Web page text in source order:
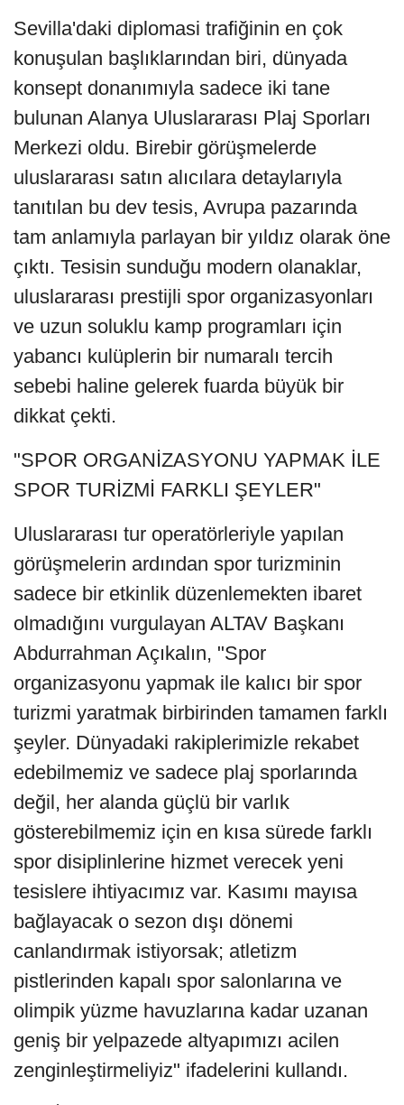
Sevilla'daki diplomasi trafiğinin en çok
konuşulan başlıklarından biri, dünyada
konsept donanımıyla sadece iki tane
bulunan Alanya Uluslararası Plaj Sporları
Merkezi oldu. Birebir görüşmelerde
uluslararası satın alıcılara detaylarıyla
tanıtılan bu dev tesis, Avrupa pazarında
tam anlamıyla parlayan bir yıldız olarak öne
çıktı. Tesisin sunduğu modern olanaklar,
uluslararası prestijli spor organizasyonları
ve uzun soluklu kamp programları için
yabancı kulüplerin bir numaralı tercih
sebebi haline gelerek fuarda büyük bir
dikkat çekti.
"SPOR ORGANİZASYONU YAPMAK İLE
SPOR TURİZMİ FARKLI ŞEYLER"
Uluslararası tur operatörleriyle yapılan
görüşmelerin ardından spor turizminin
sadece bir etkinlik düzenlemekten ibaret
olmadığını vurgulayan ALTAV Başkanı
Abdurrahman Açıkalın, "Spor
organizasyonu yapmak ile kalıcı bir spor
turizmi yaratmak birbirinden tamamen farklı
şeyler. Dünyadaki rakiplerimizle rekabet
edebilmemiz ve sadece plaj sporlarında
değil, her alanda güçlü bir varlık
gösterebilmemiz için en kısa sürede farklı
spor disiplinlerine hizmet verecek yeni
tesislere ihtiyacımız var. Kasımı mayısa
bağlayacak o sezon dışı dönemi
canlandırmak istiyorsak; atletizm
pistlerinden kapalı spor salonlarına ve
olimpik yüzme havuzlarına kadar uzanan
geniş bir yelpazede altyapımızı acilen
zenginleştirmeliyiz" ifadelerini kullandı.